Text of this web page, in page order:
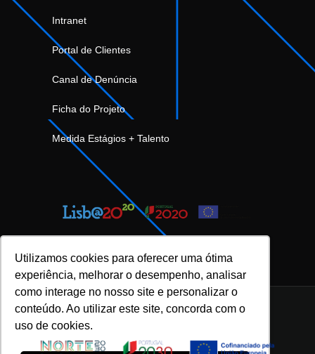
Utilizamos cookies para oferecer uma ótima
experiência, melhorar o desempenho, analisar
como interage no nosso site e personalizar o
conteúdo. Ao utilizar este site, concorda com o
uso de cookies.
Intranet
Portal de Clientes
Canal de Denúncia
Ficha do Projeto
Medida Estágios + Talento
INOVFLOW Business Solutions © 2023 |